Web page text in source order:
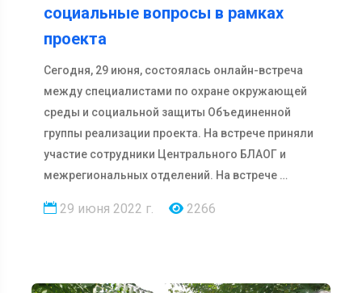
социальные вопросы в рамках
проекта
Сегодня, 29 июня, состоялась онлайн-встреча
между специалистами по охране окружающей
среды и социальной защиты Объединенной
группы реализации проекта. На встрече приняли
участие сотрудники Центрального БЛАОГ и
межрегиональных отделений. На встрече …
29 июня 2022 г. 2266